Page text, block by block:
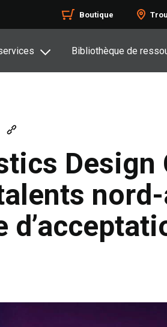
Boutique
Bibliothèque de